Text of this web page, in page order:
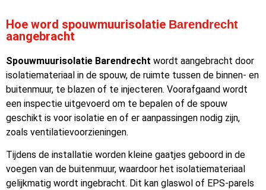
Hoe word spouwmuurisolatie Barendrecht
aangebracht
Spouwmuurisolatie Barendrecht wordt aangebracht door
isolatiemateriaal in de spouw, de ruimte tussen de binnen- en
buitenmuur, te blazen of te injecteren. Voorafgaand wordt
een inspectie uitgevoerd om te bepalen of de spouw
geschikt is voor isolatie en of er aanpassingen nodig zijn,
zoals ventilatievoorzieningen.
Tijdens de installatie worden kleine gaatjes geboord in de
voegen van de buitenmuur, waardoor het isolatiemateriaal
gelijkmatig wordt ingebracht. Dit kan glaswol of EPS-parels